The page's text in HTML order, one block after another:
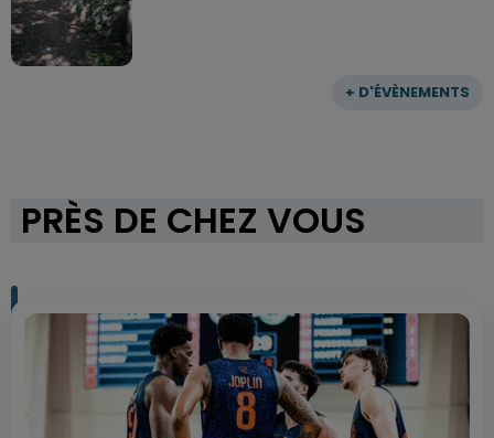
+ D'ÉVÈNEMENTS
PRÈS DE CHEZ VOUS